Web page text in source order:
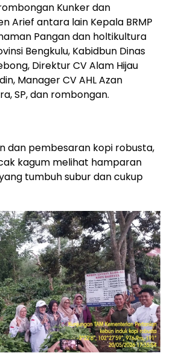
Kunker dan
Arief antara lain Kepala BRMP
Pangan dan holtikultura
Bengkulu, Kabidbun Dinas
Direktur CV Alam Hijau
Manager CV AHL Azan
SP, dan rombongan.
dan pembesaran kopi robusta,
kagum melihat hamparan
tumbuh subur dan cukup